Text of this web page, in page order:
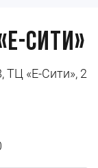
Сити»
ТЦ «Е-Сити», 2